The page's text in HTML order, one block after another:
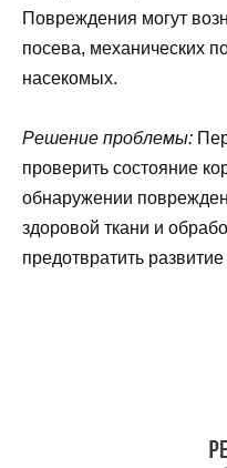
Повреждения могут
посева, механических
насекомых.
Решение проблемы:
проверить состояние
обнаружении
здоровой ткани и
предотвратить развитие